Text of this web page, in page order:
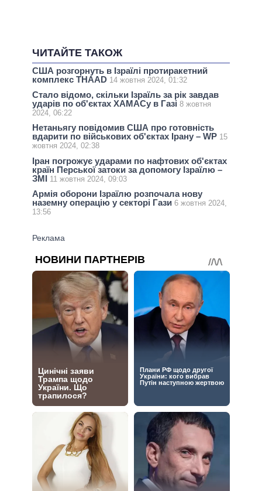
ЧИТАЙТЕ ТАКОЖ
США розгорнуть в Ізраїлі протиракетний
комплекс THAAD 14 жовтня 2024, 01:32
Стало відомо, скільки Ізраїль за рік завдав
ударів по об'єктах ХАМАСу в Газі 8 жовтня
2024, 06:22
Нетаньягу повідомив США про готовність
вдарити по військових об'єктах Ірану – WP 15
жовтня 2024, 02:38
Іран погрожує ударами по нафтових об'єктах
країн Перської затоки за допомогу Ізраїлю –
ЗМІ 11 жовтня 2024, 09:03
Армія оборони Ізраїлю розпочала нову
наземну операцію у секторі Гази 6 жовтня 2024,
13:56